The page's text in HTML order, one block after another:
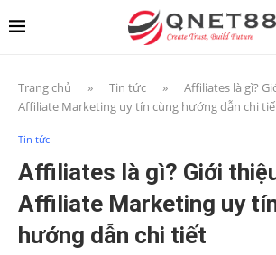
Trang chủ » Tin tức »
Affiliates là gì?
Affiliate Marketing uy tín cùng hướng dẫn chi
Tin tức
Affiliates là gì? Giới
Affiliate Marketing uy
hướng dẫn chi tiết